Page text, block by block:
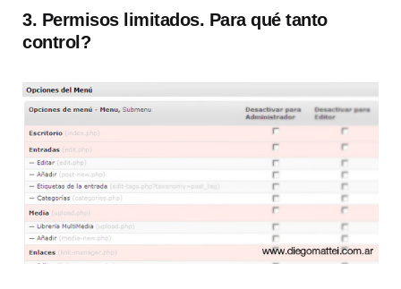
3. Permisos limitados. Para qué tanto
control?